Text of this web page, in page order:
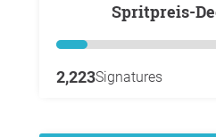
Spritpreis-
2,223Signatures